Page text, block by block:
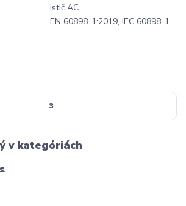
istič AC
EN 60898-1:2019, IEC 60898-1
3
v kategóriách